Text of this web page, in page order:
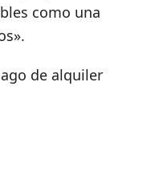
como una
de alquiler